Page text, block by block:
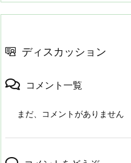
ディスカッション
コメント一覧
まだ、コメントがありません